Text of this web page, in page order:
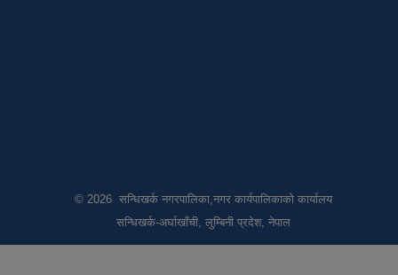
© 2026 सन्धिखर्क नगरपालिका,नगर कार्यपालिकाको कार्यालय
सन्धिखर्क-अर्घाखाँची, लुम्बिनी प्रदेश, नेपाल